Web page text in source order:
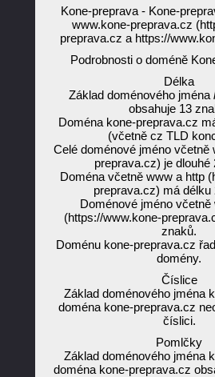
Kone-preprava - Kone-
www.kone-preprava.cz
preprava.cz a https://
Podrobnosti o doméně
Délka
Základ doménového jména
obsahuje 13
Doména kone-preprava.cz
(včetně cz TLD
Celé doménové jméno včetně
preprava.cz) je dlouhé
Doména včetně www a http
preprava.cz) má délku
Doménové jméno včetně
(https://www.kone-
znaků.
Doménu kone-preprava.cz
domény.
Číslice
Základ doménového jména
doména kone-preprava.cz
číslici.
Pomlčky
Základ doménového jména
doména kone-preprava.cz